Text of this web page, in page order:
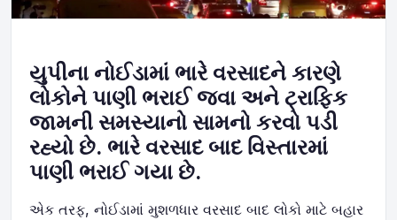
યુપીના નોઈડામાં ભારે વરસાદને કારણે
લોકોને પાણી ભરાઈ જવા અને ટ્રાફિક
જામની સમસ્યાનો સામનો કરવો પડી
રહ્યો છે. ભારે વરસાદ બાદ વિસ્તારમાં
પાણી ભરાઈ ગયા છે.
એક તરફ, નોઈડામાં મુશળધાર વરસાદ બાદ લોકો માટે બહાર